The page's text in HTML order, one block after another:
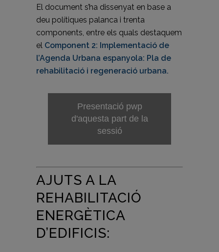
El document s’ha dissenyat en base a
deu polítiques palanca i trenta
components, entre els quals destaquem
el Component 2: Implementació de
l’Agenda Urbana espanyola: Pla de
rehabilitació i regeneració urbana.
Presentació pwp
d'aquesta part de la
sessió
AJUTS A LA
REHABILITACIÓ
ENERGÈTICA
D’EDIFICIS: